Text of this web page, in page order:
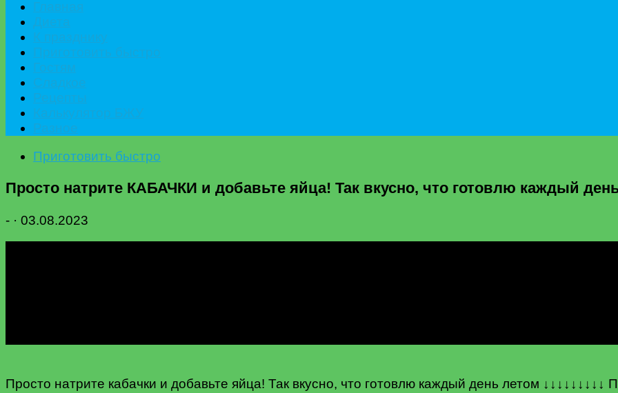
Приготовить быстро
Просто натрите КАБАЧКИ и добавьте яйца! Так вкусно, что готовлю каждый
- · 03.08.2023
Просто натрите кабачки и добавьте яйца! Так вкусно, что готовлю каждый день летом ↓↓↓↓↓↓↓↓↓